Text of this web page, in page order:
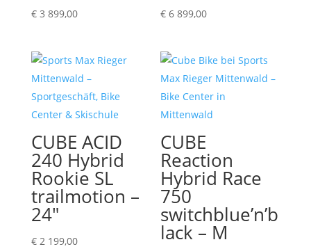
€3 899,00 € 6 899,00
CUBE ACID
240 Hybrid
Rookie SL
trailmotion –
24″
€2 199,00
CUBE
Reaction
Hybrid Race
750
switchblue’n’b
lack – M